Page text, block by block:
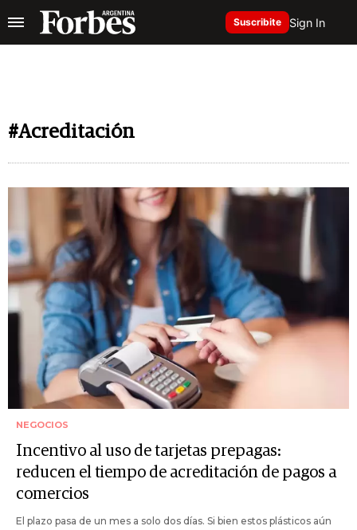
Suscribite Sign In
#Acreditación
NEGOCIOS
Incentivo al uso de tarjetas prepagas:
reducen el tiempo de acreditación de pagos a
comercios
El plazo pasa de un mes a solo dos días. Si bien estos plásticos aún